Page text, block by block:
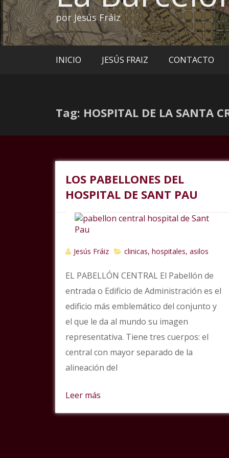
por Jesús Fráiz
INICIO JESÚS FRAIZ CONTACTO
Tag: HOSPITAL DE LA SANTA
LOS PABELLONES DEL
HOSPITAL DE SANT PAU
Jesús Fráiz clinicas, hospitales, asilos
EL PABELLÓN CENTRAL El Pabellón de
entrada o Edificio de Administración es el
edificio más emblemático del conjunto y
el que le da al mundo su imagen
representativa. Tiene tres cuerpos: el
central con mayor separado de la
alineación del
Leer más